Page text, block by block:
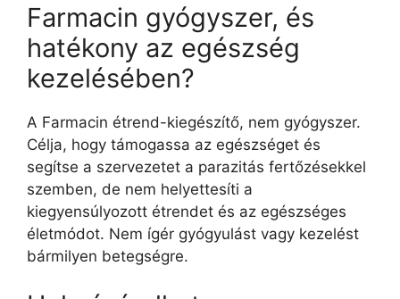
Farmacin gyógyszer, és
hatékony az egészség
kezelésében?
A Farmacin étrend-kiegészítő, nem gyógyszer.
Célja, hogy támogassa az egészséget és
segítse a szervezetet a parazitás fertőzésekkel
szemben, de nem helyettesíti a
kiegyensúlyozott étrendet és az egészséges
életmódot. Nem ígér gyógyulást vagy kezelést
bármilyen betegségre.